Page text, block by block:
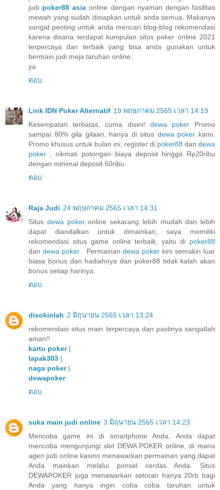
judi poker88 asia online dengan nyaman dengan fasilitas
mewah yang sudah disiapkan untuk anda semua. Makanya
sangat penting untuk anda mencari blog-blog rekomendasi
karena disana terdapat kumpulan situs poker online 2021
terpercaya dan terbaik yang bisa anda gunakan untuk
bermain judi meja taruhan online.
ya
ตอบ
Link IDN Poker Alternatif 19 พฤษภาคม 2565 เวลา 14:19
Kesempatan terbatas, cuma disini! dewa pokerPromo
sampai 80% gila gilaan, hanya di situs dewa poker kami.
Promo khusus untuk bulan ini, register di poker88 dan dewa
poker , nikmati potongan biaya deposit hingga Rp20ribu
dengan minimal deposit 50ribu.
ตอบ
Raja Judi 24 พฤษภาคม 2565 เวลา 14:31
Situs dewa pokeronline sekarang lebih mudah dan lebih
dapat diandalkan untuk dimainkan, saya memiliki
rekomendasi situs game online terbaik, yaitu di poker88
dan dewa poker . Permainan dewa poker kini semakin luar
biasa bonus dan hadiahnya dan poker88 tidak kalah akan
bonus setiap harinya.
ตอบ
disokinlah 2 มิถุนายน 2565 เวลา 13:24
rekomendasi situs main terpercaya dan pastinya sangatlah
aman!!
kartu poker|
lapak303 |
naga poker|
dewapoker
ตอบ
suka main judi online 3 มิถุนายน 2565 เวลา 14:23
Mencoba game ini di smartphone Anda, Anda dapat
mencoba mengunjungi slot DEWA POKER online, di mana
agen judi online kasino menawarkan permainan yang dapat
Anda mainkan melalui ponsel cerdas Anda. Situs
DEWAPOKER juga menawarkan setoran hanya 20rb bagi
Anda yang hanya ingin coba coba taruhan untuk